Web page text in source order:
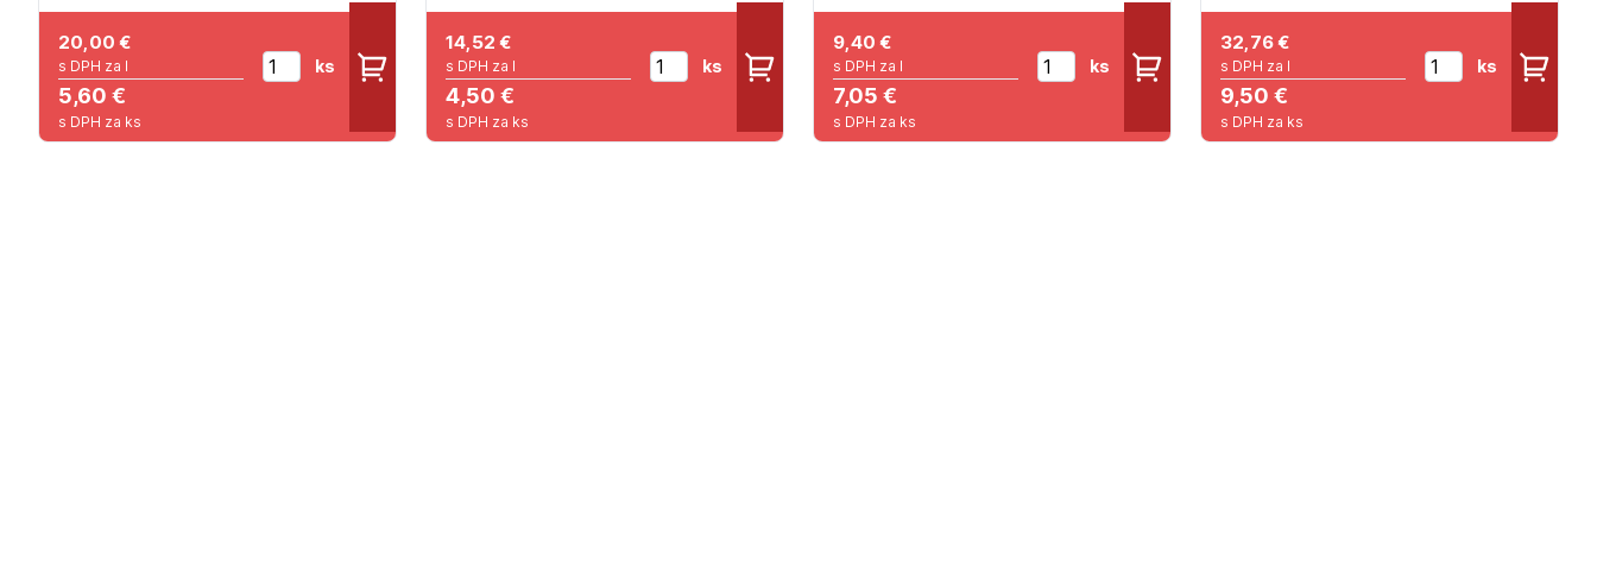
20,00 €
s DPH za l
5,60 €
s DPH za ks
ks
14,52 €
s DPH za l
4,50 €
s DPH za ks
ks
9,40 €
s DPH za l
7,05 €
s DPH za ks
ks
32,76€
s DPH za l
9,50 €
s DPH za ks
ks